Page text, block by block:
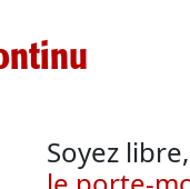
Soyez